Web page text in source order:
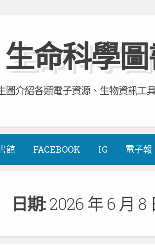
生命科學
圖介紹各類電子資源、生物資訊工
館 FACEBOOK IG 電子報
日期:2026 年 6 月 8